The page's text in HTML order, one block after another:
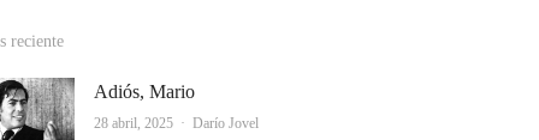
reciente
Adiós, Mario
28 abril, 2025 Autor
Darío Jovel